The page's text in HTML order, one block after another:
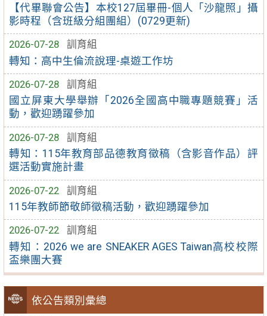
【代畢聯會公告】本校127屆畢冊-個人「沙龍照」攝
影時程（含班級分組團組）(0729更新)
2026-07-28
訓育組
轉知：高中生倫流說理-桌遊工作坊
2026-07-28
訓育組
國立屏東大學舉辦「2026全國高中職專題競賽」活
動，歡迎踴躍參加
2026-07-28
訓育組
轉知：115年教育部品德教育徵稿（含影音作品）評
選活動實施計畫
2026-07-22
訓育組
115年教師節敬師徵稿活動，歡迎踴躍參加
2026-07-22
訓育組
轉知：2026 we are SNEAKER AGES Taiwan高校校際
盃樂團大賽
依公告類別彙總